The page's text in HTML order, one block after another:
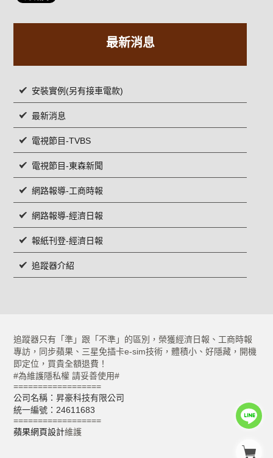
最新消息
安裝實例(另有接車電款)
最新消息
電視節目-TVBS
電視節目-東森新聞
網路報導-工商時報
網路報導-經濟日報
報紙刊登-經濟日報
追蹤器介紹
追蹤器只有「準」跟「不準」的區別，榮獲經濟日報、工商時報
專訪，同步蘋果、三星免插卡e-sim技術，體積小、好隱藏，開機
即定位，買貴全額退費！
#為維護隱私權 請妥善使用#
==================
公司名稱：昇豪科技有限公司
統一編號：24611683
==================
蘋果網頁設計維護